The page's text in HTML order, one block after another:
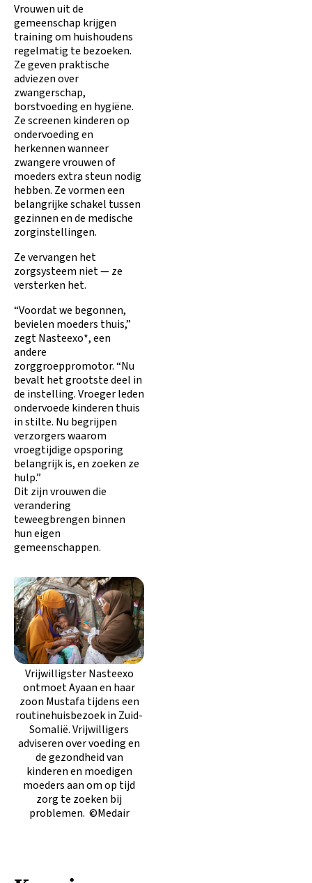
Vrouwen uit de
gemeenschap krijgen
training om huishoudens
regelmatig te bezoeken.
Ze geven praktische
adviezen over
zwangerschap,
borstvoeding en hygiëne.
Ze screenen kinderen op
ondervoeding en
herkennen wanneer
zwangere vrouwen of
moeders extra steun nodig
hebben. Ze vormen een
belangrijke schakel tussen
gezinnen en de medische
zorginstellingen.
Ze vervangen het
zorgsysteem niet — ze
versterken het.
“Voordat we begonnen,
bevielen moeders thuis,”
zegt Nasteexo*, een
andere
zorggroeppromotor. “Nu
bevalt het grootste deel in
de instelling. Vroeger leden
ondervoede kinderen thuis
in stilte. Nu begrijpen
verzorgers waarom
vroegtijdige opsporing
belangrijk is, en zoeken ze
hulp.”
Dit zijn vrouwen die
verandering
teweegbrengen binnen
hun eigen
gemeenschappen.
Vrijwilligster Nasteexo
ontmoet Ayaan en haar
zoon Mustafa tijdens een
routinehuisbezoek in Zuid-
Somalië. Vrijwilligers
adviseren over voeding en
de gezondheid van
kinderen en moedigen
moeders aan om op tijd
zorg te zoeken bij
problemen. ©Medair